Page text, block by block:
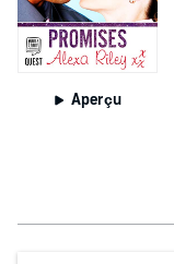
Aperçu